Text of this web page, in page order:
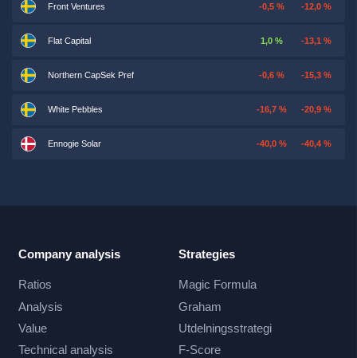
Front Ventures -0,5 % -12,0 %
Flat Capital 1,0 % -13,1 %
Northern CapSek Pref -0,6 % -15,3 %
White Pebbles -16,7 % -20,9 %
Ennogie Solar -40,0 % -40,4 %
Company analysis
Ratios
Analysis
Value
Technical analysis
Strategies
Magic Formula
Graham
Utdelningsstrategi
F-Score